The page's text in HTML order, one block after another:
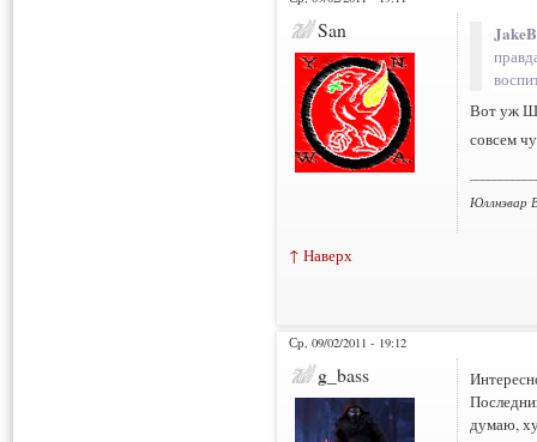
San
Вот уж
совсем
Юллнэвар
↑ Наверх
Ср, 09/02/2011 - 19:12
g_bass
думаю,